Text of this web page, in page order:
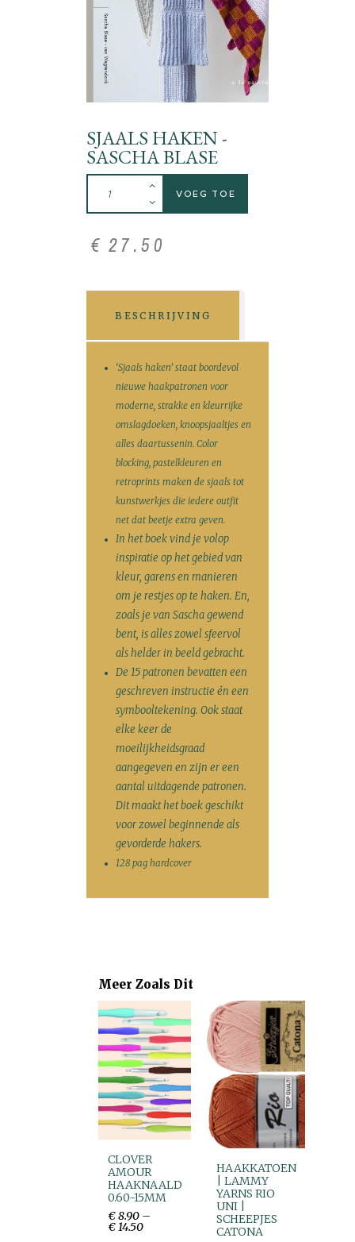
SJAALS HAKEN -
SASCHA BLASE
VOEG TOE
€ 27.50
BESCHRIJVING
‘Sjaals haken’ staat boordevol
nieuwe haakpatronen voor
moderne, strakke en kleurrijke
omslagdoeken, knoopsjaaltjes en
alles daartussenin. Color
blocking, pastelkleuren en
retroprints maken de sjaals tot
kunstwerkjes die iedere outfit
net dat beetje extra geven.
In het boek vind je volop
inspiratie op het gebied van
kleur, garens en manieren
om je restjes op te haken. En,
zoals je van Sascha gewend
bent, is alles zowel sfeervol
als helder in beeld gebracht.
De 15 patronen bevatten een
geschreven instructie én een
symbooltekening. Ook staat
elke keer de
moeilijkheidsgraad
aangegeven en zijn er een
aantal uitdagende patronen.
Dit maakt het boek geschikt
voor zowel beginnende als
gevorderde hakers.
128 pag hardcover
Meer Zoals Dit
CLOVER
AMOUR
HAAKNAALD
0.60-15MM
€ 8.90 –
€ 14.50
HAAKKATOEN
| LAMMY
YARNS RIO
UNI |
SCHEEPJES
CATONA